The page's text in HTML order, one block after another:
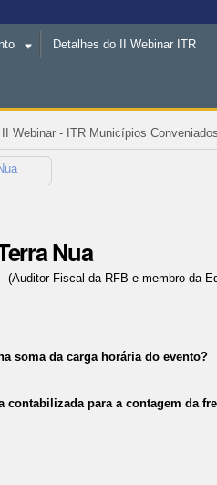
Detalhes do II Webinar ITR
II Webinar - ITR Municípios Conveniados
Nua
- (Auditor-Fiscal da RFB e membro da
soma da carga horária do evento?
contabilizada para a contagem da